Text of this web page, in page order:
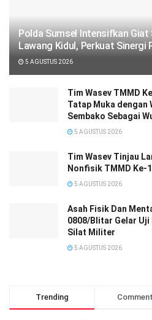
Polda Sumsel Intensifkan Giat
Lawang Kidul, Perkuat Sinergi
5 AGUSTUS 2026
Tim Wasev TMMD
Tatap Muka dengan
Sembako Sebagai
5 AGUSTUS 2026
Tim Wasev Tinjau
Nonfisik TMMD Ke-
5 AGUSTUS 2026
Asah Fisik Dan
0808/Blitar Gelar
Silat Militer
5 AGUSTUS 2026
Trending